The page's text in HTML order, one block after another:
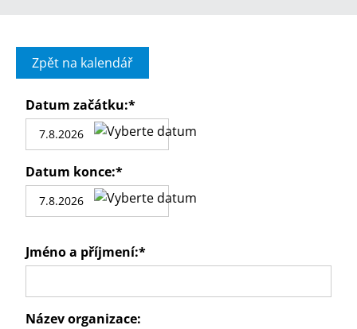
Zpět na kalendář
Datum začátku:*
Datum konce:*
Jméno a příjmení:*
Název organizace: